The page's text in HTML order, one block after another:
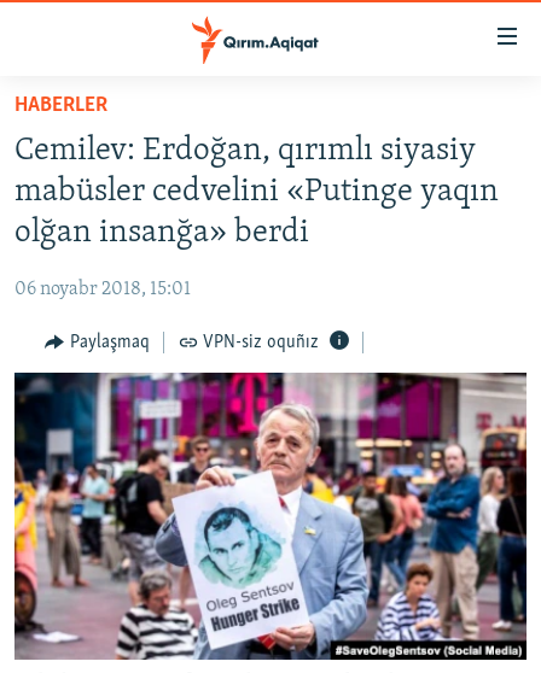
Esas
qaytmaq
Baş
navigatsiyağa
qaytmaq
Qıdıruvğa
qaytmaq
HABERLER
SİYASET
İQTİSADİYAT
MEDENİYET
İNSAN AQLARI
VİDEO
SÜRET
BLOGLAR
FİKİR
Русский
Українською
HABERLER
Cemilev: Erdoğan, qırımlı siyasiy
mabüsler cedvelini «Putinge yaqın
olğan insanğa» berdi
06 noyabr 2018, 15:01
Paylaşmaq VPN-siz oquñız